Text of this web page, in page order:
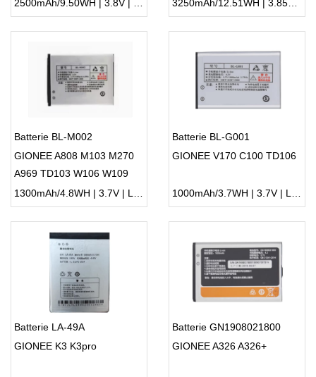
2500mAh/9.50WH | 3.8V | Li-ion ...
3250mAh/12.51WH | 3.85V | Li-ion ...
Batterie BL-M002
GIONEE A808 M103 M270
A969 TD103 W106 W109
1300mAh/4.8WH | 3.7V | Li-ion ...
Batterie BL-G001
GIONEE V170 C100 TD106
1000mAh/3.7WH | 3.7V | Li-ion ...
Batterie LA-49A
GIONEE K3 K3pro
Batterie GN1908021800
GIONEE A326 A326+